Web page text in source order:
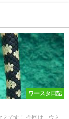
ワースタ日記
ミです！ 今回は、ウミ